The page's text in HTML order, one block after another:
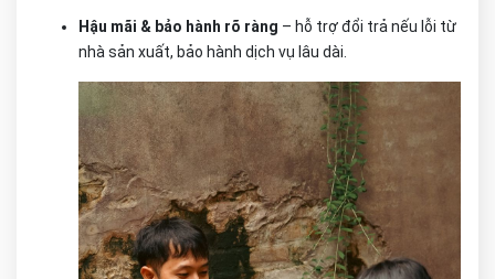
Hậu mãi & bảo hành rõ ràng – hỗ trợ đổi trả nếu lỗi từ
nhà sản xuất, bảo hành dịch vụ lâu dài.